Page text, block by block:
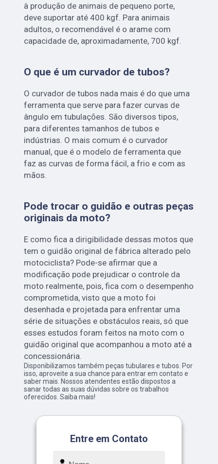
à produção de animais de pequeno porte,
deve suportar até 400 kgf. Para animais
adultos, o recomendável é o arame com
capacidade de, aproximadamente, 700 kgf.
O que é um curvador de tubos?
O curvador de tubos nada mais é do que uma
ferramenta que serve para fazer curvas de
ângulo em tubulações. São diversos tipos,
para diferentes tamanhos de tubos e
indústrias. O mais comum é o curvador
manual, que é o modelo de ferramenta que
faz as curvas de forma fácil, a frio e com as
mãos.
Pode trocar o guidão e outras peças
originais da moto?
E como fica a dirigibilidade dessas motos que
tem o guidão original de fábrica alterado pelo
motociclista? Pode-se afirmar que a
modificação pode prejudicar o controle da
moto realmente, pois, fica com o desempenho
comprometida, visto que a moto foi
desenhada e projetada para enfrentar uma
série de situações e obstáculos reais, só que
esses estudos foram feitos na moto com o
guidão original que acompanhou a moto até a
concessionária.
Disponibilizamos também peças tubulares e tubos. Por
isso, aproveite a sua chance para entrar em contato e
saber mais. Nossos atendentes estão dispostos a
sanar todas as suas dúvidas sobre os trabalhos
oferecidos. Saiba mais!
Entre em Contato